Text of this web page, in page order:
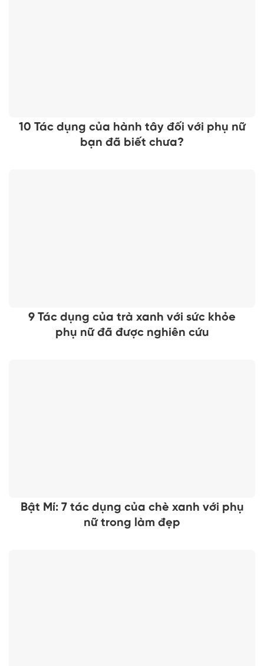
10 Tác dụng của hành tây đối với phụ nữ
bạn đã biết chưa?
9 Tác dụng của trà xanh với sức khỏe
phụ nữ đã được nghiên cứu
Bật Mí: 7 tác dụng của chè xanh với phụ
nữ trong làm đẹp